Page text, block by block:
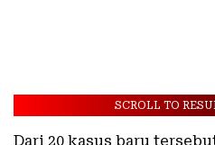
SCROLL TO
Dari 20 kasus baru